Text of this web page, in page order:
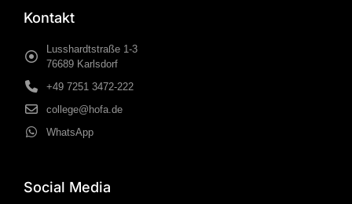
Kontakt
Lusshardtstraße 1-3
76689 Karlsdorf
+49 7251 3472-222
college@hofa.de
WhatsApp
Social Media